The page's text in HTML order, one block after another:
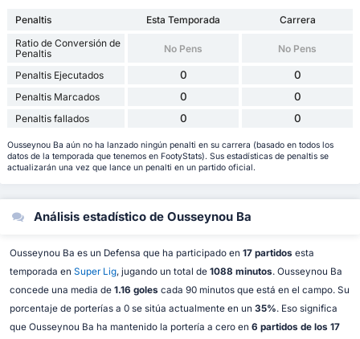
Penaltis Esta Temporada
Carrera
Ratio de Conversión de
Penaltis
No Pens No Pens
Penaltis Ejecutados 0 0
Penaltis Marcados 0 0
Penaltis fallados 0 0
Ousseynou Ba aún no ha lanzado ningún penalti en su carrera (basado en todos los
datos de la temporada que tenemos en FootyStats). Sus estadísticas de penaltis se
actualizarán una vez que lance un penalti en un partido oficial.
Análisis estadístico de Ousseynou Ba
Ousseynou Ba es un Defensa que ha participado en 17 partidos esta
temporada en Super Lig, jugando un total de 1088 minutos. Ousseynou Ba
concede una media de 1.16 goles cada 90 minutos que está en el campo. Su
porcentaje de porterías a 0 se sitúa actualmente en un 35%. Eso significa
que Ousseynou Ba ha mantenido la portería a cero en 6 partidos de los 17